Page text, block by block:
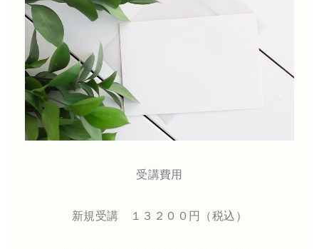
受講費用
新規受講 １３２００円（税込）